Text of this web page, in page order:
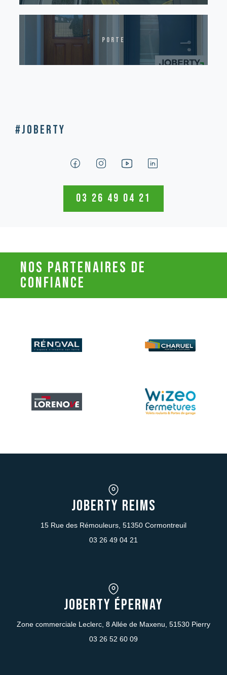
porte
#Joberty
03 26 49 04 21
nos partenaires de
confiance
JOBERTY REIMS
15 Rue des Rémouleurs, 51350 Cormontreuil
03 26 49 04 21
JOBERTY Épernay
Zone commerciale Leclerc, 8 Allée de Maxenu, 51530 Pierry
03 26 52 60 09